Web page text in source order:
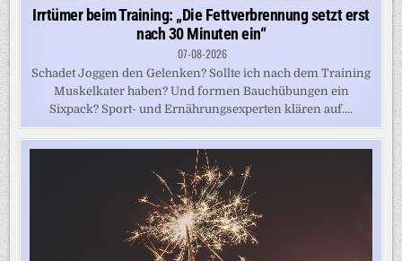
Irrtümer beim Training: „Die Fettverbrennung setzt erst
nach 30 Minuten ein“
07-08-2026
Schadet Joggen den Gelenken? Sollte ich nach dem Training
Muskelkater haben? Und formen Bauchübungen ein
Sixpack? Sport- und Ernährungsexperten klären auf....